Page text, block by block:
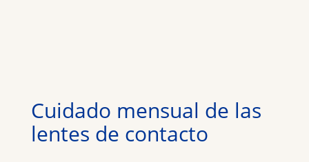
Cuidado mensual de las
lentes de contacto